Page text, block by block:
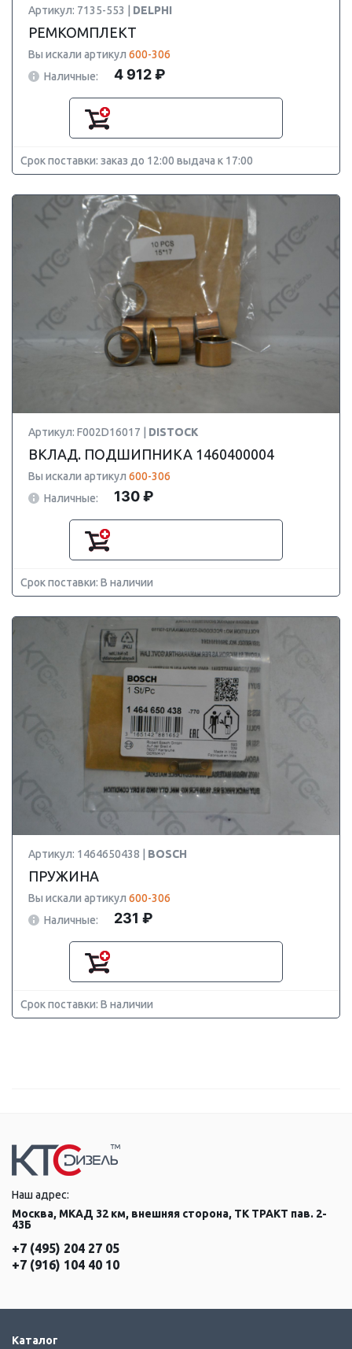
Артикул: 7135-553 | DELPHI
РЕМКОМПЛЕКТ
Вы искали артикул 600-306
Наличные:
4 912 ₽
Срок поставки: заказ до 12:00 выдача к 17:00
Артикул: F002D16017 | DISTOCK
ВКЛАД. ПОДШИПНИКА 1460400004
Вы искали артикул 600-306
Наличные:
130 ₽
Срок поставки: В наличии
Артикул: 1464650438 | BOSCH
ПРУЖИНА
Вы искали артикул 600-306
Наличные:
231 ₽
Срок поставки: В наличии
Наш адрес:
Москва, МКАД 32 км, внешняя сторона, ТК ТРАКТ пав. 2-
43Б
+7 (495) 204 27 05
+7 (916) 104 40 10
Каталог